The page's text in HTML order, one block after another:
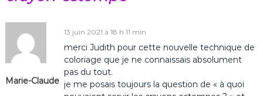
t
i
Marie-Claude
13 juin 2021 à 18 h 11 min
merci Judith pour cette nouvelle technique de
coloriage que je ne connaissais absolument
pas du tout.
je me posais toujours la question de « à quoi